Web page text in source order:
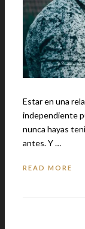
Estar en una
independiente puede
nunca hayas
antes. Y …
READ MORE